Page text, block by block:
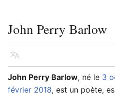
John Perry Barlow
Langue
John Perry Barlow, né le 3
février 2018, est un poète,